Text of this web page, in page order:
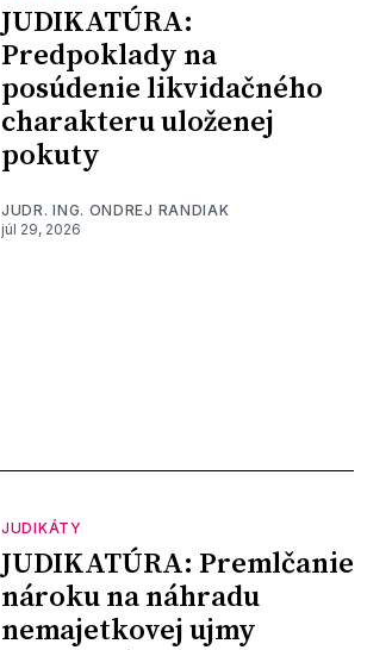
JUDIKATÚRA:
Predpoklady na
posúdenie likvidačného
charakteru uloženej
pokuty
JUDR. ING. ONDREJ RANDIAK
júl 29, 2026
JUDIKÁTY
JUDIKATÚRA: Premlčanie
nároku na náhradu
nemajetkovej ujmy